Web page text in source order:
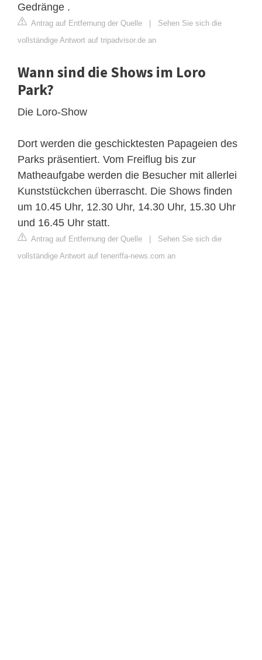
Gedränge .
Antrag auf Entfernung der Quelle | Sehen Sie sich die
vollständige Antwort auf tripadvisor.de an
Wann sind die Shows im Loro
Park?
Die Loro-Show
Dort werden die geschicktesten Papageien des
Parks präsentiert. Vom Freiflug bis zur
Matheaufgabe werden die Besucher mit allerlei
Kunststückchen überrascht. Die Shows finden
um 10.45 Uhr, 12.30 Uhr, 14.30 Uhr, 15.30 Uhr
und 16.45 Uhr statt.
Antrag auf Entfernung der Quelle | Sehen Sie sich die
vollständige Antwort auf teneriffa-news.com an